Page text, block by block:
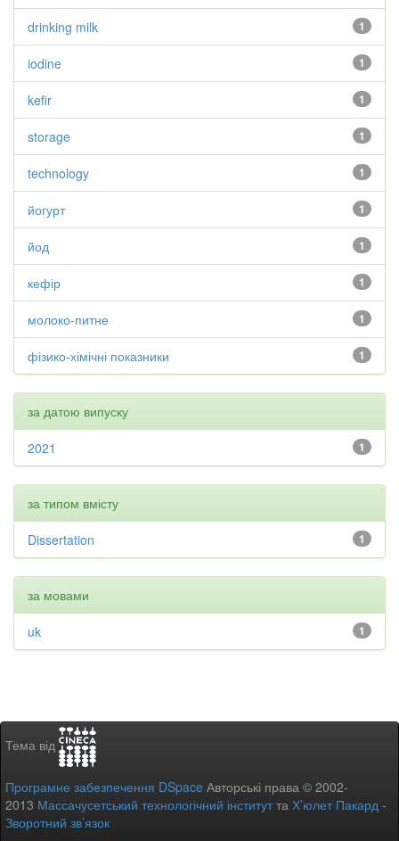
1
drinking milk
1
iodine
1
kefir
1
storage
1
technology
1
йогурт
1
йод
1
кефір
1
молоко-питне
1
фізико-хімічні показники
за датою випуску
1
2021
за типом вмісту
1
Dissertation
за мовами
1
uk
Тема від
Програмне забезпечення DSpace Авторські права © 2002-
2013 Массачусетський технологічний інститутта Х’юлет Пакард -
Зворотний зв’язок